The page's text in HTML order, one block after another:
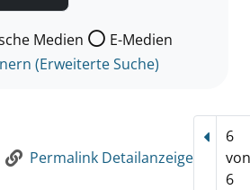
nach der Sie suchen wollen.
Medien
E-Medien
(Erweiterte Suche)
Permalink Detailanzeige
6
6